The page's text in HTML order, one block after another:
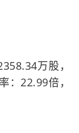
万股，
：22.99倍，